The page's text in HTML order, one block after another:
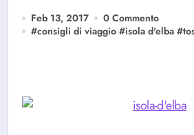
Feb 13, 2017
0 Commento
#consigli di viaggio #isola d'elba #